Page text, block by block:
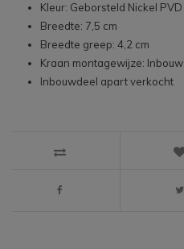
Kleur: Geborsteld Nickel PVD
Breedte: 7,5 cm
Breedte greep: 4,2 cm
Kraan montagewijze: Inbouw
Inbouwdeel apart verkocht